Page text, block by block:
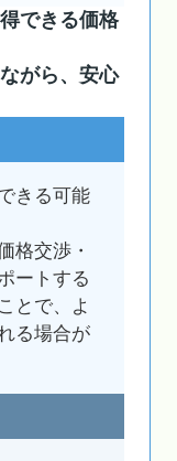
できる価格
がら、安心
きる可能
格交渉・
ートする
とで、よ
る場合が